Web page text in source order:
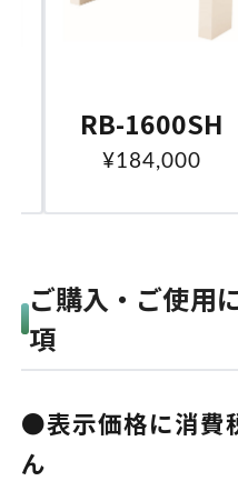
RB-1600SH
¥184,000
ご購入・ご使用
項
●表示価格に消費
ん